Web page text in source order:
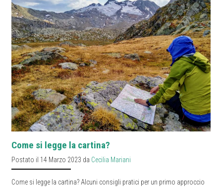
Come si legge la cartina?
Postato il 14 Marzo 2023 da Cecilia Mariani
Come si legge la cartina? Alcuni consigli pratici per un primo approccio